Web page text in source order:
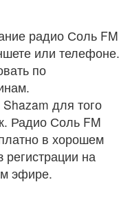
радио Соль FM
или телефоне.
по
для того
Радио Соль FM
в хорошем
регистрации на
эфире.